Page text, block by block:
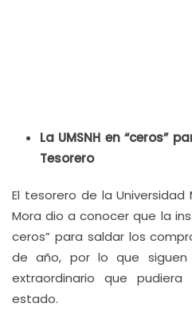
La UMSNH en “ceros”
Tesorero
El tesorero de la Universidad
Mora dio a conocer que la
ceros” para saldar los
de año, por lo que
extraordinario que
estado.